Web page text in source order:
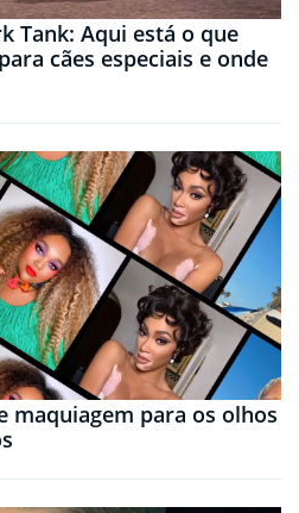
Tank: Aqui está o que
cães especiais e onde
maquiagem para os olhos